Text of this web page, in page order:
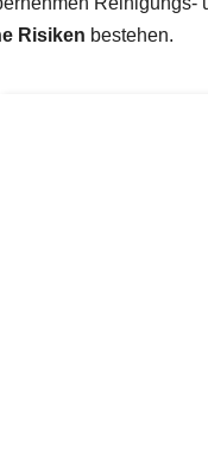
Risiken bestehen.